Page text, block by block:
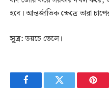
হবে। আন্তর্জাতিক ক্ষেত্রে তারা
সূত্র:ডয়চে ভেলে।
FacebookTwitter